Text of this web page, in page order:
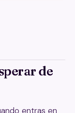
de
entras en